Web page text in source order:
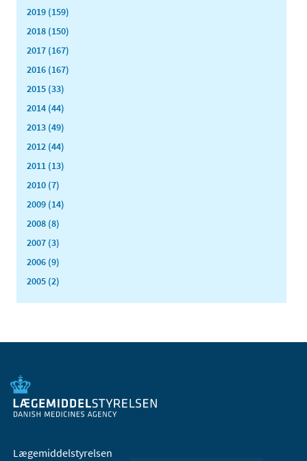
2019 (159)
2018 (150)
2017 (167)
2016 (167)
2015 (33)
2014 (44)
2013 (49)
2012 (44)
2011 (13)
2010 (7)
2009 (14)
2008 (8)
2007 (3)
2006 (9)
2005 (2)
Lægemiddelstyrelsen